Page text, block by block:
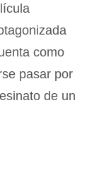
como
pasar por
de un